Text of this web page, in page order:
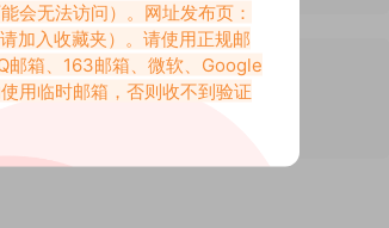
！
会无法访问）。网址发布页：
请加入收藏夹）。请使用正规邮
邮箱、163邮箱、微软、Google
用临时邮箱，否则收不到验证